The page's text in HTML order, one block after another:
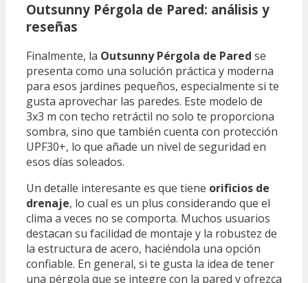
Outsunny Pérgola de Pared: análisis y
reseñas
Finalmente, la Outsunny Pérgola de Pared se
presenta como una solución práctica y moderna
para esos jardines pequeños, especialmente si te
gusta aprovechar las paredes. Este modelo de
3x3 m con techo retráctil no solo te proporciona
sombra, sino que también cuenta con protección
UPF30+, lo que añade un nivel de seguridad en
esos días soleados.
Un detalle interesante es que tiene orificios de
drenaje, lo cual es un plus considerando que el
clima a veces no se comporta. Muchos usuarios
destacan su facilidad de montaje y la robustez de
la estructura de acero, haciéndola una opción
confiable. En general, si te gusta la idea de tener
una pérgola que se integre con la pared y ofrezca